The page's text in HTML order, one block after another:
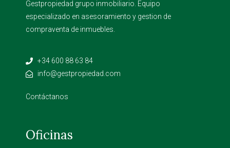
Gestpropiedad grupo inmobiliario. Equipo
especializado en asesoramiento y gestion de
compraventa de inmuebles.
+34 600 88 63 84
info@gestpropiedad.com
Contáctanos
Oficinas